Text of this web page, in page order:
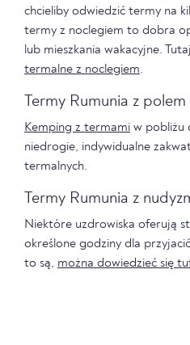
chcieliby odwiedzić termy na
termy z noclegiem to dobra
lub mieszkania wakacyjne.
termalne z noclegiem.
Termy Rumunia z
Kemping z termami w pobliżu
niedrogie, indywidualne
termalnych.
Termy Rumunia z
Niektóre uzdrowiska oferują
określone godziny dla
to są, można dowiedzieć się